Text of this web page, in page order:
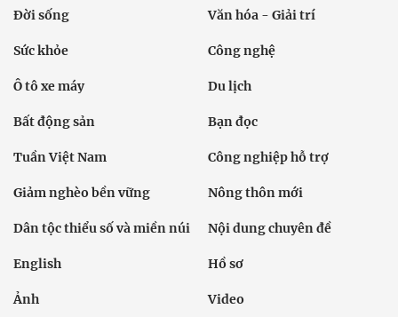
Đời sống Văn hóa - Giải trí
Sức khỏe Công nghệ
Ô tô xe máy Du lịch
Bất động sản Bạn đọc
Tuần Việt Nam Công nghiệp hỗ trợ
Giảm nghèo bền vững Nông thôn mới
Dân tộc thiểu số và miền núi Nội dung chuyên đề
English Hồ sơ
Ảnh Video